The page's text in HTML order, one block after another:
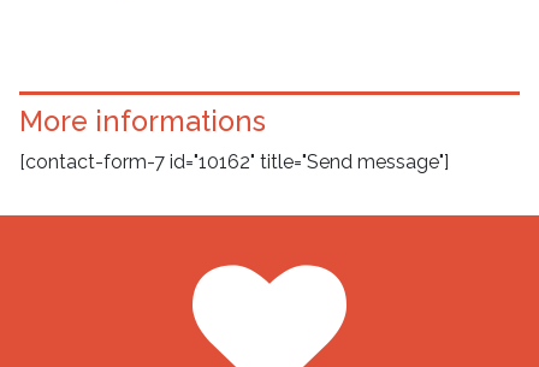
More informations
[contact-form-7 id="10162" title="Send message"]